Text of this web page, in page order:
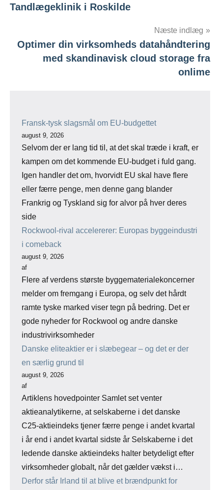
Tandlægeklinik i Roskilde
Næste indlæg
Optimer din virksomheds datahåndtering
med skandinavisk cloud storage fra
onlime
Fransk-tysk slagsmål om EU-budgettet
august 9, 2026
Selvom der er lang tid til, at det skal træde i kraft, er
kampen om det kommende EU-budget i fuld gang.
Igen handler det om, hvorvidt EU skal have flere
eller færre penge, men denne gang blander
Frankrig og Tyskland sig for alvor på hver deres
side
Rockwool-rival accelererer: Europas byggeindustri
i comeback
august 9, 2026
af
Flere af verdens største byggematerialekoncerner
melder om fremgang i Europa, og selv det hårdt
ramte tyske marked viser tegn på bedring. Det er
gode nyheder for Rockwool og andre danske
industrivirksomheder
Danske eliteaktier er i slæbegear – og det er der
en særlig grund til
august 9, 2026
af
Artiklens hovedpointer Samlet set venter
aktieanalytikerne, at selskaberne i det danske
C25-aktieindeks tjener færre penge i andet kvartal
i år end i andet kvartal sidste år Selskaberne i det
ledende danske aktieindeks halter betydeligt efter
virksomheder globalt, når det gælder vækst i…
Derfor står Irland til at blive et brændpunkt for